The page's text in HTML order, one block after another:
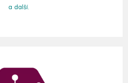
a další.